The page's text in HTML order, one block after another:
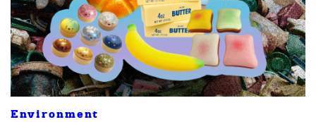
Environment
ค้นหา
SHARE TWEET LINE EMAIL